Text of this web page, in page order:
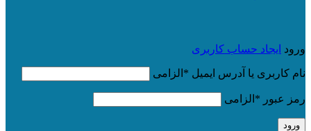
ورود ایجاد حساب کاربری
نام کاربری یا آدرس ایمیل * الزامی
رمز عبور * الزامی
ورود